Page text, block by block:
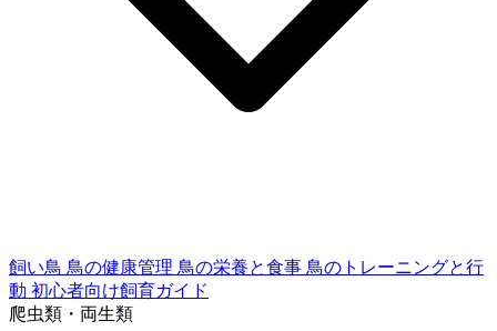
飼い鳥 鳥の健康管理 鳥の栄養と食事 鳥のトレーニングと行
動 初心者向け飼育ガイド
爬虫類・両生類